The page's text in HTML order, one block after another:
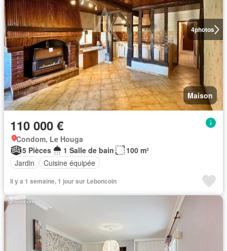
4photos
Maison
110 000 €
Condom, Le Houga
5 Pièces
1 Salle de bain
100 m²
Jardin
Cuisine équipée
Il y a 1 semaine, 1 jour sur Leboncoin